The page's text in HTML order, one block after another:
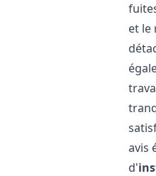
et le
avis
d'